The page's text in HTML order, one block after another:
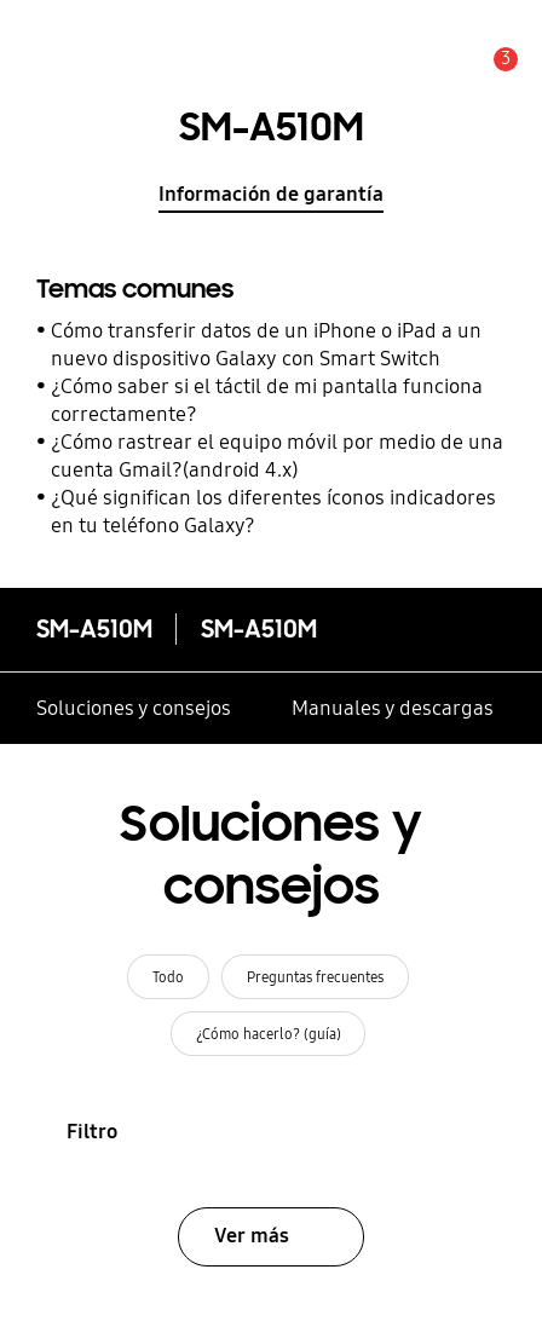
3
SM-A510M
Información de garantía
Temas comunes
Cómo transferir datos de un iPhone o iPad a un
nuevo dispositivo Galaxy con Smart Switch
¿Cómo saber si el táctil de mi pantalla funciona
correctamente?
¿Cómo rastrear el equipo móvil por medio de una
cuenta Gmail?(android 4.x)
¿Qué significan los diferentes íconos indicadores
en tu teléfono Galaxy?
SM-A510M SM-A510M
Soluciones y consejos Manuales y descargas
Soluciones y
consejos
Todo Preguntas frecuentes
¿Cómo hacerlo? (guía)
Filtro
Ver más